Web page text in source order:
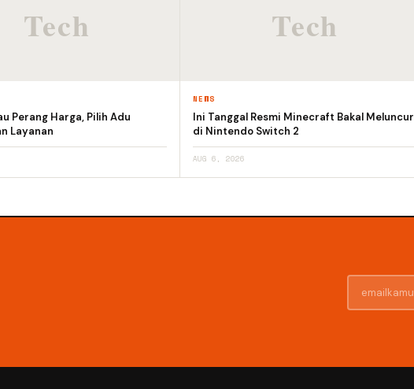
Perang Harga, Pilih Adu
Layanan
NEWS
Ini Tanggal Resmi Minecraft Bakal Meluncur
di Nintendo Switch 2
AUG 6, 2026